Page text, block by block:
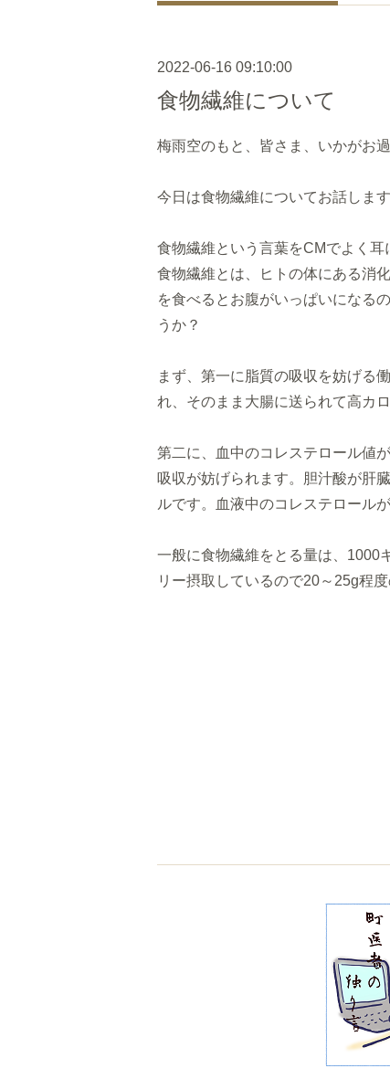
2022-06-16 09:10:00
食物繊維について
梅雨空のもと、皆さま、いかがお
今日は食物繊維についてお話します
食物繊維という言葉をCMでよく耳
食物繊維とは、
ヒトの体にある消
を食べるとお腹がいっぱいになるの
うか？
まず、第一に脂質の吸収を妨げる
れ、 そのまま大腸に送られて高カ
第二に、血中のコレステロール値が
吸収が妨げられます。 胆汁酸が肝
ルです。
血液中のコレステロール
一般に食物繊維をとる量は、 1000
リー摂取しているので20～25g程